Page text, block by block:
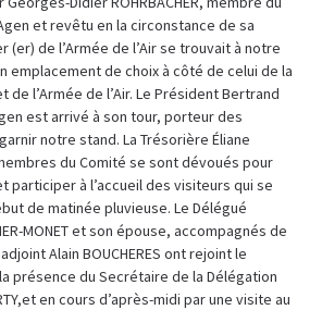
et revêtu en la circonstance de sa
(er) de l’Armée de l’Air se trouvait à notre
emplacement de choix à côté de celui de la
de l’Armée de l’Air. Le Président Bertrand
est arrivé à son tour, porteur des
notre stand. La Trésorière Éliane
du Comité se sont dévoués pour
participer à l’accueil des visiteurs qui se
de matinée pluvieuse. Le Délégué
MONET et son épouse, accompagnés de
Alain BOUCHERES ont rejoint le
présence du Secrétaire de la Délégation
en cours d’après-midi par une visite au